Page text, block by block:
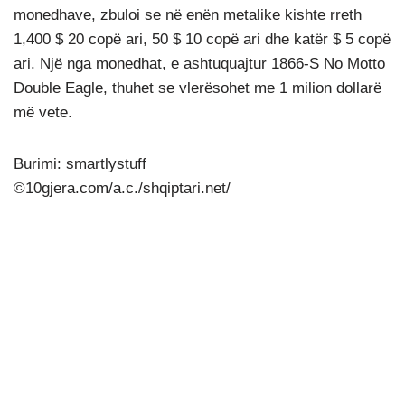
monedhave, zbuloi se në enën metalike kishte rreth
1,400 $ 20 copë ari, 50 $ 10 copë ari dhe katër $ 5 copë
ari. Një nga monedhat, e ashtuquajtur 1866-S No Motto
Double Eagle, thuhet se vlerësohet me 1 milion dollarë
më vete.
Burimi: smartlystuff
©10gjera.com/a.c./shqiptari.net/